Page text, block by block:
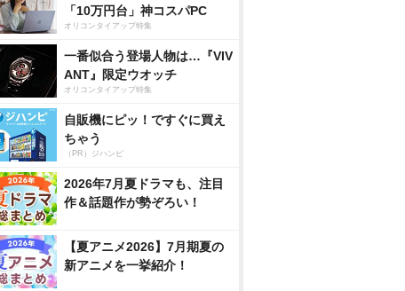
「10万円台」神コスパPC
オリコンタイアップ特集
一番似合う登場人物は…『VIV
ANT』限定ウオッチ
オリコンタイアップ特集
自販機にピッ！ですぐに買え
ちゃう
（PR）ジハンピ
2026年7月夏ドラマも、注目
作＆話題作が勢ぞろい！
【夏アニメ2026】7月期夏の
新アニメを一挙紹介！